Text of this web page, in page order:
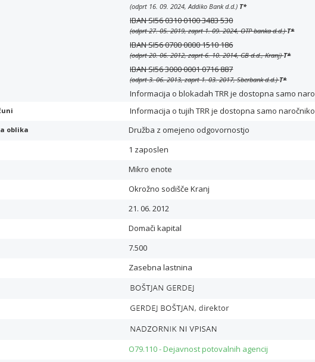
(odprt 16. 09. 2024, Addiko Bank d.d.) T*
IBAN SI56 0310 0100 3483 530
(odprt 27. 05. 2019, zaprt 1. 09. 2024, OTP banka d.d.)T*
IBAN SI56 0700 0000 1510 186
(odprt 20. 06. 2012, zaprt 6. 10. 2014, GB d.d., Kranj)T*
IBAN SI56 3000 0001 0716 887
(odprt 3. 06. 2013, zaprt 1. 03. 2017, Sberbank d.d.)T*
Informacija o blokadah TRR je dostopna samo
Informacija o tujih TRR je dostopna samo
oblika Družba z omejeno odgovornostjo
1 zaposlen
Mikro enote
Okrožno sodišče Kranj
21. 06. 2012
Domači kapital
7.500
Zasebna lastnina
O79.110 - Dejavnost potovalnih agencij